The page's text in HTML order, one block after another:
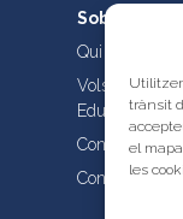
trànsit
el
les
Sobre
Qui som?
Vols publicar
Educatives de
Condicions
Contacta amb